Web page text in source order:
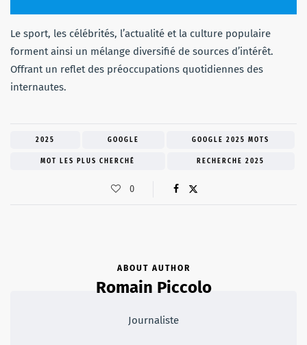
Le sport, les célébrités, l’actualité et la culture populaire
forment ainsi un mélange diversifié de sources d’intérêt.
Offrant un reflet des préoccupations quotidiennes des
internautes.
2025 GOOGLE GOOGLE 2025 MOTS
MOT LES PLUS CHERCHÉ RECHERCHE 2025
0
ABOUT AUTHOR
Romain Piccolo
Journaliste